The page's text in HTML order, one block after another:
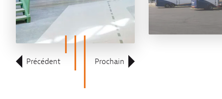
Précédent Prochain